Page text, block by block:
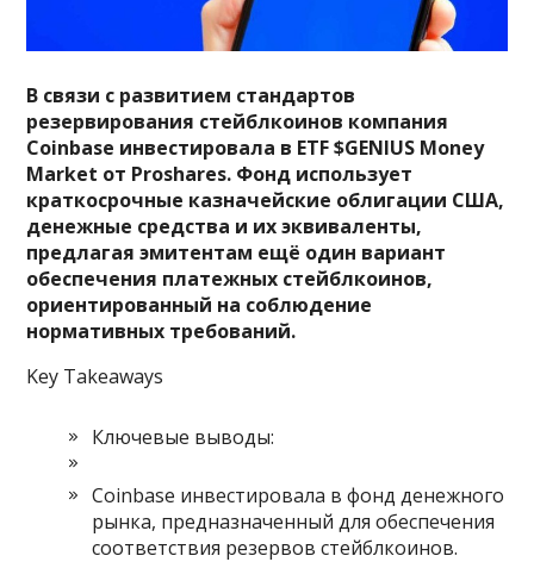
В связи с развитием стандартов
резервирования стейблкоинов компания
Coinbase инвестировала в ETF $GENIUS Money
Market от Proshares. Фонд использует
краткосрочные казначейские облигации США,
денежные средства и их эквиваленты,
предлагая эмитентам ещё один вариант
обеспечения платежных стейблкоинов,
ориентированный на соблюдение
нормативных требований.
Key Takeaways
Ключевые выводы:
Coinbase инвестировала в фонд денежного
рынка, предназначенный для обеспечения
соответствия резервов стейблкоинов.